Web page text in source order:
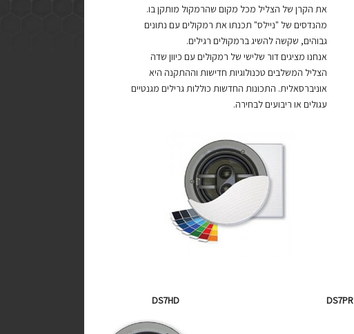
את הקרן של הצליל מכל מקום שהרמקול מותקן בו.
מהנדסים של "ניילס" תכנתו את רמקולים עם נתונים
גבוהים, שקשה להשיג ברמקולים רגילים.
אנחנו מציגים דור שלישי של רמקולים עם כיוון שדה
הצליל המשלבים טכנולוגיות חדישות וההתקנה היא
אוניברסאלית. התכונות החדשות כוללות גרילים מגנטיים
עגולים או ריבועים לבחירה.
DS7PR
DS7HD